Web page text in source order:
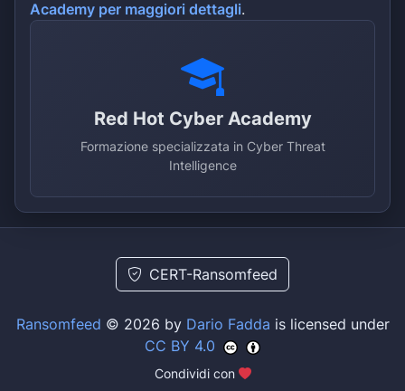
Academy per maggiori dettagli.
Red Hot Cyber Academy
Formazione specializzata in Cyber Threat
Intelligence
CERT-Ransomfeed
Ransomfeed © 2026 by Dario Fadda is licensed under
CC BY 4.0
Condividi con